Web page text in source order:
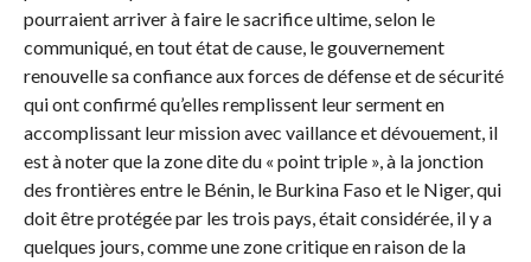
pourraient arriver à faire le sacrifice ultime, selon le
communiqué, en tout état de cause, le gouvernement
renouvelle sa confiance aux forces de défense et de sécurité
qui ont confirmé qu’elles remplissent leur serment en
accomplissant leur mission avec vaillance et dévouement, il
est à noter que la zone dite du « point triple », à la jonction
des frontières entre le Bénin, le Burkina Faso et le Niger, qui
doit être protégée par les trois pays, était considérée, il y a
quelques jours, comme une zone critique en raison de la